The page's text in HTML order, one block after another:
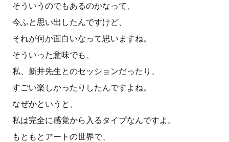
そういうのでもあるのかなって、
今ふと思い出したんですけど、
それが何か面白いなって思いますね。
そういった意味でも、
私、新井先生とのセッションだったり、
すごい楽しかったりしたんですよね。
なぜかというと、
私は完全に感覚から入るタイプなんですよ。
もともとアートの世界で、